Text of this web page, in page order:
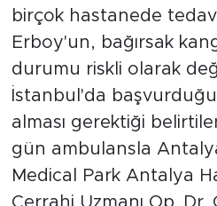
birçok hastanede tedavi
Erboy'un, bağırsak
durumu riskli olarak
İstanbul'da
alması gerektiği
gün ambulansla
Medical Park Antalya